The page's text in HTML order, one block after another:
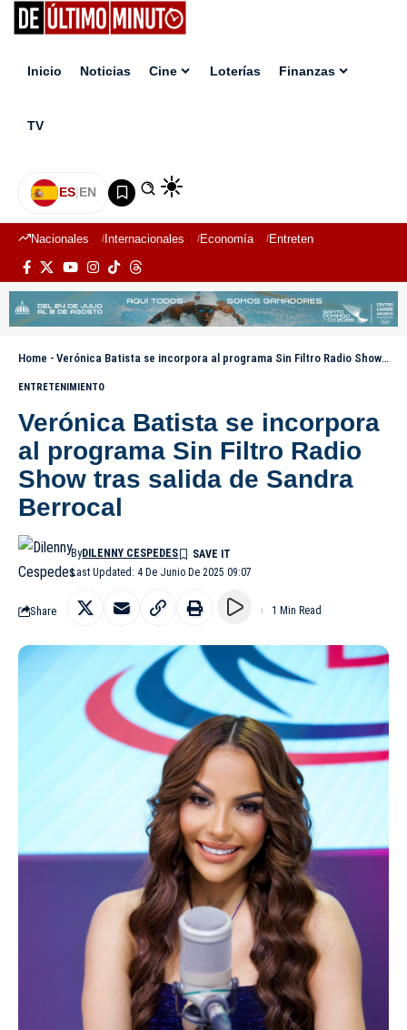
Inicio Noticias Cine Loterías Finanzas
TV
ES|EN
Nacionales Internacionales Economía Entretenimiento
Home - Verónica Batista se incorpora al programa Sin Filtro Radio Show tras salida de Sandra Berrocal
ENTRETENIMIENTO
Verónica Batista se incorpora
al programa Sin Filtro Radio
Show tras salida de Sandra
Berrocal
Last Updated: 4 De Junio De 2025 09:07
ByDILENNY CESPEDES
Share 1 Min Read